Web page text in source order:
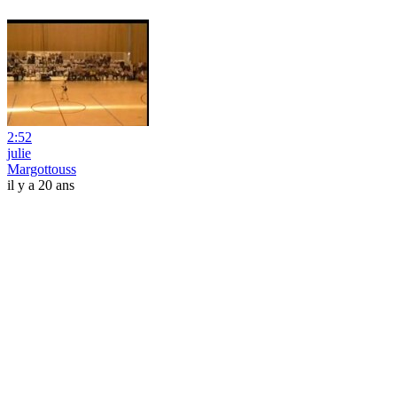
2:52
julie
Margottouss
il y a 20 ans